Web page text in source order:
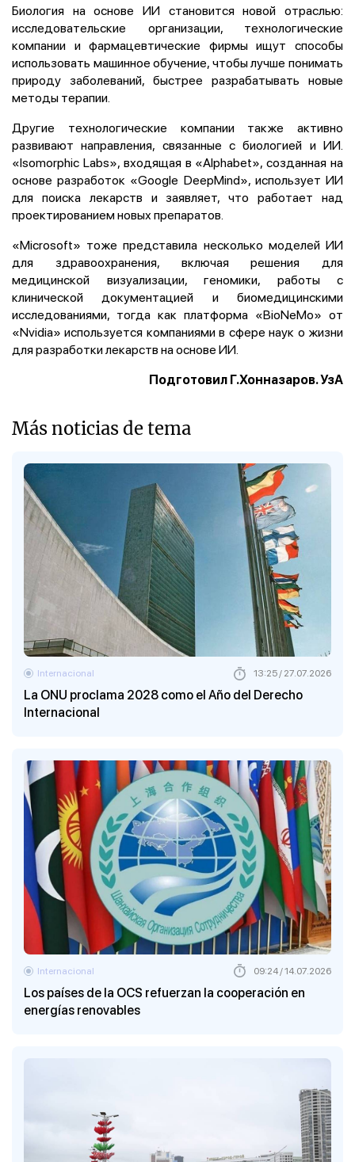
Биология на основе ИИ становится новой отраслью:
исследовательские организации, технологические
компании и фармацевтические фирмы ищут способы
использовать машинное обучение, чтобы лучше понимать
природу заболеваний, быстрее разрабатывать новые
методы терапии.
Другие технологические компании также активно
развивают направления, связанные с биологией и ИИ.
«Isomorphic Labs», входящая в «Alphabet», созданная на
основе разработок «Google DeepMind», использует ИИ
для поиска лекарств и заявляет, что работает над
проектированием новых препаратов.
«Microsoft» тоже представила несколько моделей ИИ
для здравоохранения, включая решения для
медицинской визуализации, геномики, работы с
клинической документацией и биомедицинскими
исследованиями, тогда как платформа «BioNeMo» от
«Nvidia» используется компаниями в сфере наук о жизни
для разработки лекарств на основе ИИ.
Подготовил Г.Хонназаров. УзА
Más noticias de tema
La ONU proclama 2028 como el Año del Derecho
Internacional
Internacional 13:25 / 27.07.2026
Los países de la OCS refuerzan la cooperación en
energías renovables
Internacional 09:24 / 14.07.2026